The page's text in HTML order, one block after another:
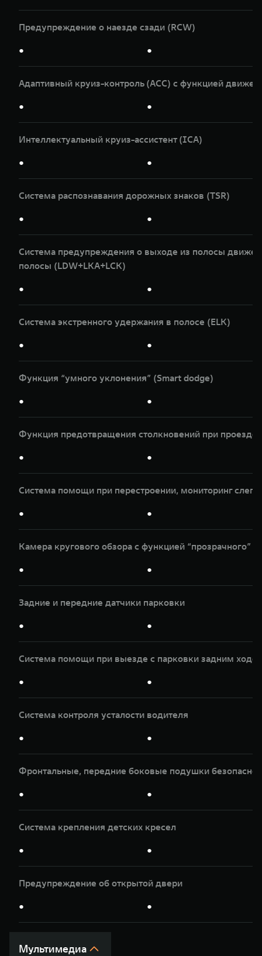
Предупреждение о наезде сзади (RCW)
● ●
Адаптивный круиз-контроль (ACC) с функцией
● ●
Интеллектуальный круиз-ассистент (ICA)
● ●
Система распознавания дорожных знаков (TSR)
● ●
Система предупреждения о выходе из полосы
полосы (LDW+LKA+LCK)
● ●
Система экстренного удержания в полосе (ELK)
● ●
Функция “умного уклонения” (Smart dodge)
● ●
Функция предотвращения столкновений при проезде
● ●
Система помощи при перестроении, мониторинг
● ●
Камера кругового обзора с функцией “прозрачного”
● ●
Задние и передние датчики парковки
● ●
Система помощи при выезде с парковки задним
● ●
Система контроля усталости водителя
● ●
Фронтальные, передние боковые подушки
● ●
Система крепления детских кресел
● ●
Предупреждение об открытой двери
● ●
Мультимедиа